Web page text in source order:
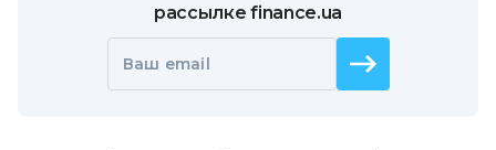
рассылке finance.ua
Ваш email